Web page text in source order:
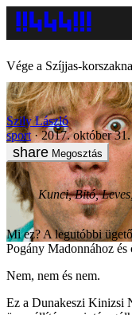
Vége a Szíjjas-
Szily László
sport
2017. október
Megosztás
Kunci, Bitó,
Mi ez? A legutóbbi
Pogány Madonnához
Nem, nem és nem.
Ez a Dunakeszi Kinizsi